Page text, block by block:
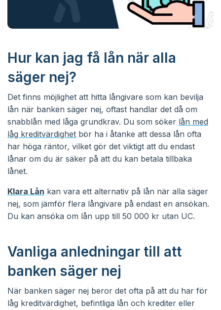
Hur kan jag få lån när alla
säger nej?
Det finns möjlighet att hitta långivare som kan bevilja
lån när banken säger nej, oftast handlar det då om
snabblån med låga grundkrav. Du som söker lån med
låg kreditvärdighet bör ha i åtanke att dessa lån ofta
har höga räntor, vilket gör det viktigt att du endast
lånar om du är säker på att du kan betala tillbaka
lånet.
Klara Lån kan vara ett alternativ på lån när alla säger
nej, som jämför flera långivare på endast en ansökan.
Du kan ansöka om lån upp till 50 000 kr utan UC.
Vanliga anledningar till att
banken säger nej
När banken säger nej beror det ofta på att du har för
låg kreditvärdighet, befintliga lån och krediter eller